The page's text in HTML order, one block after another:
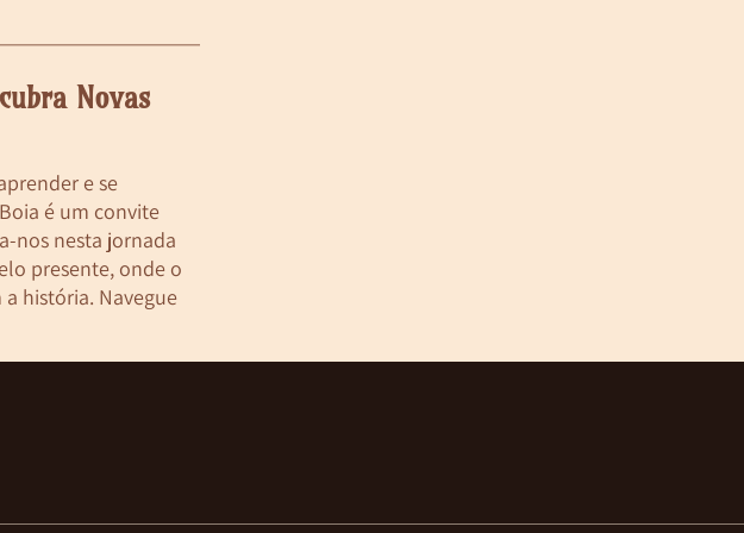
Novas
e se
é um convite
nos nesta jornada
presente, onde o
história. Navegue